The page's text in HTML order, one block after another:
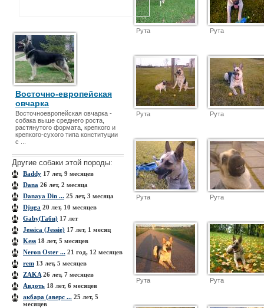
Восточно-европейская
овчарка
Восточноевропейская овчарка -
собака выше среднего роста,
растянутого формата, крепкого и
крепкого-сухого типа конституции
с ...
Другие собаки этой породы:
Baddy 17 лет, 9 месяцев
Dana 26 лет, 2 месяца
Danaya Din ... 25 лет, 3 месяца
Djuga 20 лет, 10 месяцев
Gaby(Габи) 17 лет
Jessica (Jessie) 17 лет, 1 месяц
Kess 18 лет, 5 месяцев
Neron Oster ... 21 год, 12 месяцев
rem 13 лет, 5 месяцев
ZAKA 26 лет, 7 месяцев
Авдоть 18 лет, 6 месяцев
акбара (аверс ... 25 лет, 5
месяцев
Рута Рута
Рута Рута
Рута Рута
Рута Рута